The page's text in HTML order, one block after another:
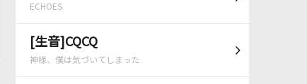
ECHOES
[生音]CQCQ
神様、僕は気づいてしまった